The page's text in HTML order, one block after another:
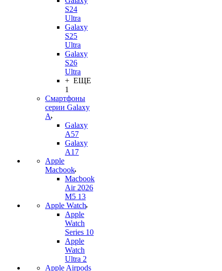
S24
Ultra
Galaxy
S25
Ultra
Galaxy
S26
Ultra
+ ЕЩЕ
1
Смартфоны
серии Galaxy
A
Galaxy
A57
Galaxy
A17
Apple
Macbook
Macbook
Air 2026
M5 13
Apple Watch
Apple
Watch
Series 10
Apple
Watch
Ultra 2
Apple Airpods